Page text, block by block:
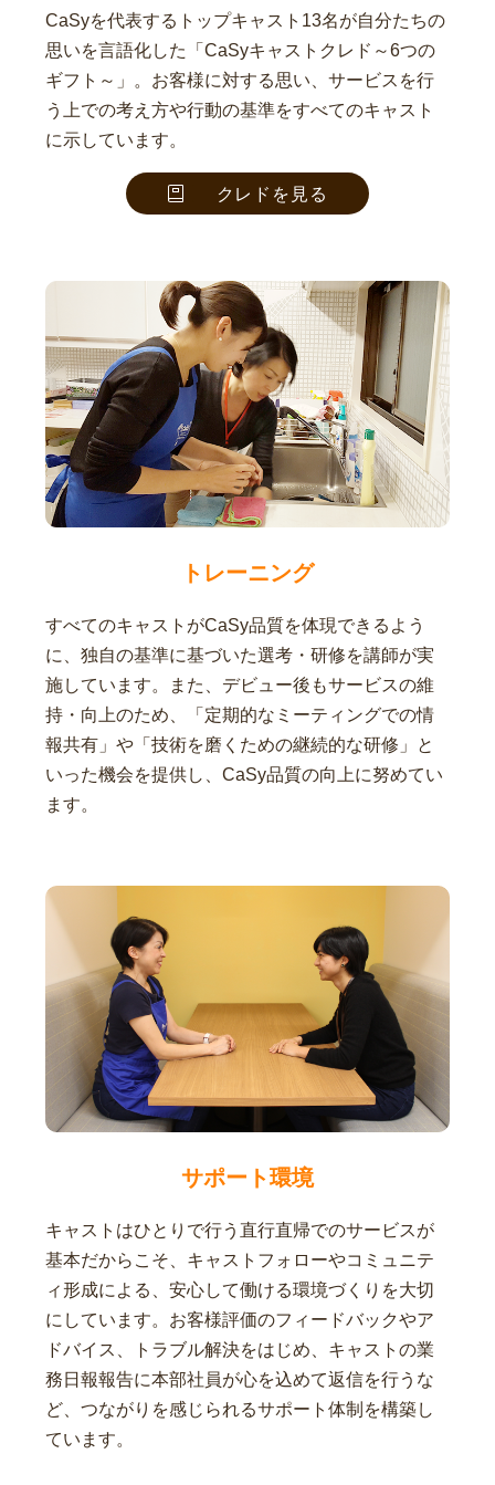
CaSyを代表するトップキャスト13名が自分たちの
思いを言語化した「CaSyキャストクレド～6つの
ギフト～」。お客様に対する思い、サービスを行
う上での考え方や行動の基準をすべてのキャスト
に示しています。
クレドを見る
トレーニング
すべてのキャストがCaSy品質を体現できるよう
に、独自の基準に基づいた選考・研修を講師が実
施しています。また、デビュー後もサービスの維
持・向上のため、「定期的なミーティングでの情
報共有」や「技術を磨くための継続的な研修」と
いった機会を提供し、CaSy品質の向上に努めてい
ます。
サポート環境
キャストはひとりで行う直行直帰でのサービスが
基本だからこそ、キャストフォローやコミュニテ
ィ形成による、安心して働ける環境づくりを大切
にしています。お客様評価のフィードバックやア
ドバイス、トラブル解決をはじめ、キャストの業
務日報報告に本部社員が心を込めて返信を行うな
ど、つながりを感じられるサポート体制を構築し
ています。